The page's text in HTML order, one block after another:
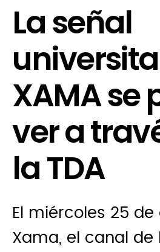
La señal
XAMA se
ver a
la TDA
El miércoles 25
Xama, el canal de